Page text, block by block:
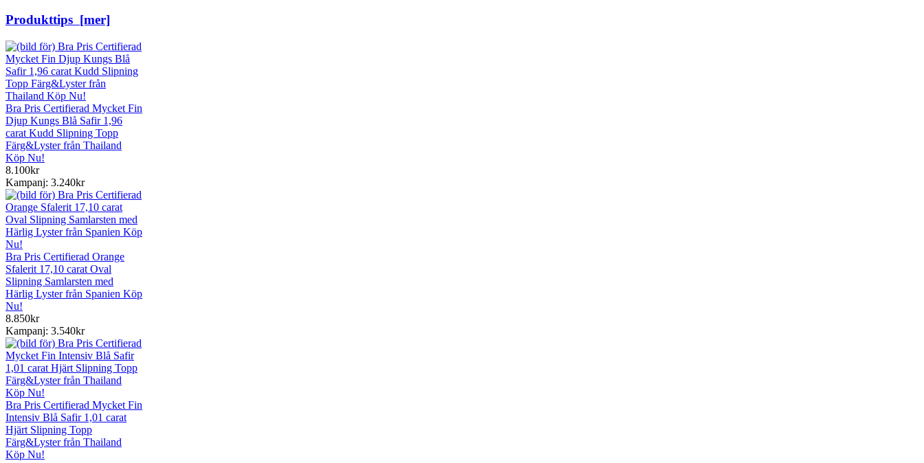
Produkttips [mer]
Bra Pris Certifierad Mycket Fin
Djup Kungs Blå Safir 1,96
carat Kudd Slipning Topp
Färg&Lyster från Thailand
Köp Nu!
8.100kr
Kampanj: 3.240kr
Bra Pris Certifierad Orange
Sfalerit 17,10 carat Oval
Slipning Samlarsten med
Härlig Lyster från Spanien Köp
Nu!
8.850kr
Kampanj: 3.540kr
Bra Pris Certifierad Mycket Fin
Intensiv Blå Safir 1,01 carat
Hjärt Slipning Topp
Färg&Lyster från Thailand
Köp Nu!